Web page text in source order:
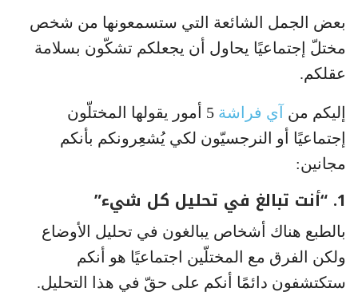
بعض الجمل الشائعة التي ستسمعونها من شخص
مختلّ إجتماعيًا يحاول أن يجعلكم تشكّون بسلامة
عقلكم.
إليكم من آي فراشة
5 أمور يقولها المختلّون
إجتماعيًا أو النرجسيّون لكي يُشعِرونكم بأنكم
مجانين:
1. “أنت تبالغ في تحليل كل شيء”
بالطبع هناك أشخاص يبالغون في تحليل الأوضاع
ولكن الفرق مع المختلّين اجتماعيًا هو أنكم
ستكتشفون دائمًا أنكم على حقّ في هذا التحليل.